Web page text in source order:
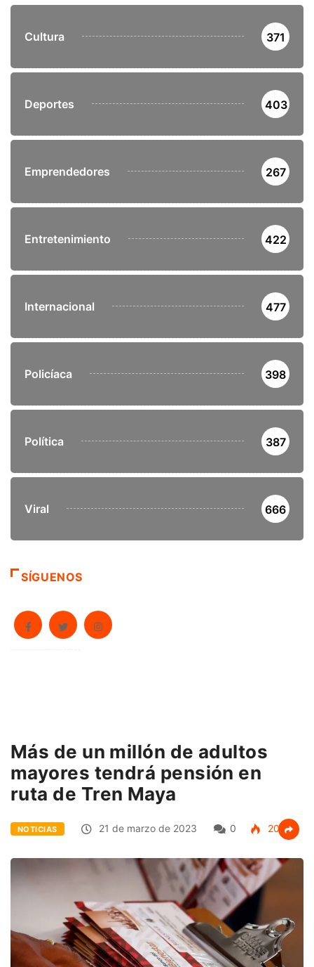
Cultura 371
Deportes 403
Emprendedores 267
Entretenimiento 422
Internacional 477
Policíaca 398
Política 387
Viral 666
SÍGUENOS
Más de un millón de adultos
mayores tendrá pensión en
ruta de Tren Maya
NOTICIAS 21 de marzo de 2023 0 209